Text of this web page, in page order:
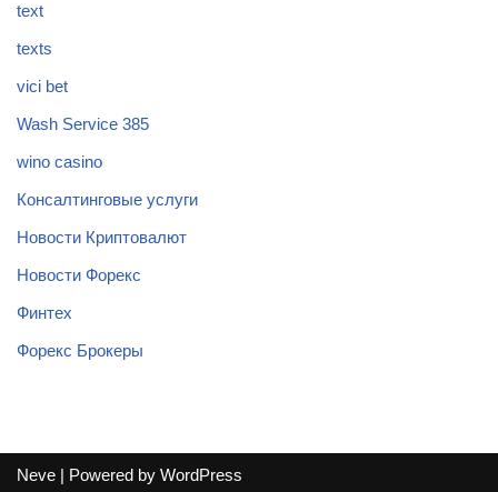
text
texts
vici bet
Wash Service 385
wino casino
Консалтинговые услуги
Новости Криптовалют
Новости Форекс
Финтех
Форекс Брокеры
Neve | Powered by WordPress